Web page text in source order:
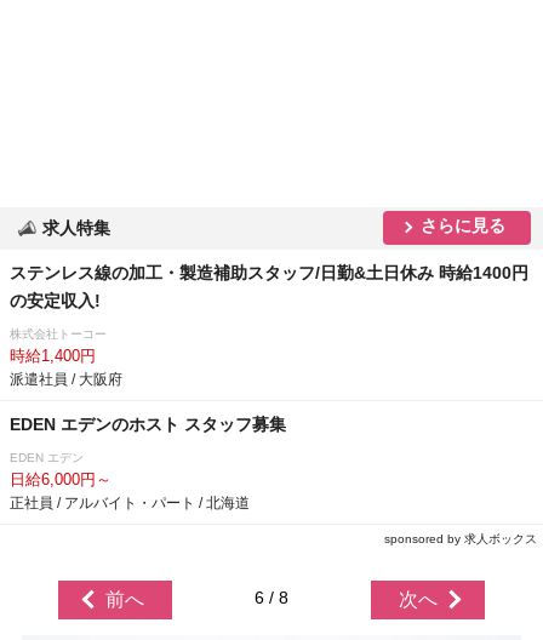
求人特集 さらに見る
ステンレス線の加工・製造補助スタッフ/日勤&土日休み 時給1400円
の安定収入!
株式会社トーコー
時給1,400円
派遣社員 / 大阪府
EDEN エデンのホスト スタッフ募集
EDEN エデン
日給6,000円～
正社員 / アルバイト・パート / 北海道
sponsored by 求人ボックス
前へ 6 / 8 次へ